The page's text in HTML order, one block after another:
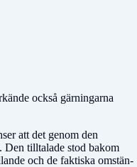
också gärningarna
att det genom den
Den tilltalade stod bakom
och de faktiska omstän­